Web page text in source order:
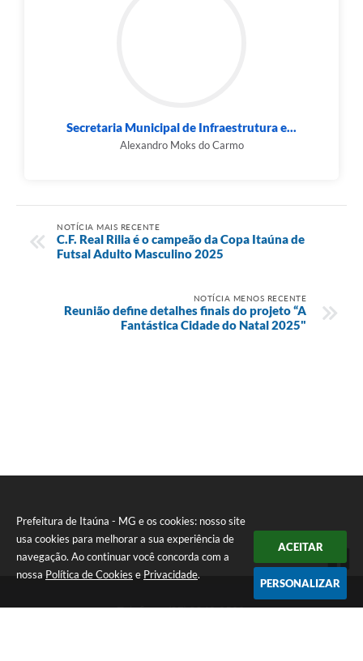
Prefeitura de Itaúna - MG e os cookies: nosso site
usa cookies para melhorar a sua experiência de
navegação. Ao continuar você concorda com a
nossa Política de Cookies e Privacidade.
ACEITAR
PERSONALIZAR
Secretaria Municipal de Infraestrutura e...
Alexandro Moks do Carmo
NOTÍCIA MAIS RECENTE
C.F. Real Rilia é o campeão da Copa Itaúna de
Futsal Adulto Masculino 2025
NOTÍCIA MENOS RECENTE
Reunião define detalhes finais do projeto “A
Fantástica Cidade do Natal 2025"
Telefone: (37) 3249-9500